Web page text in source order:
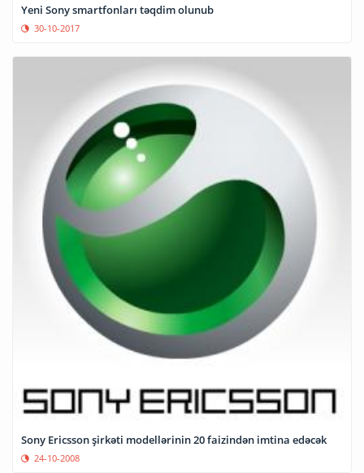
Yeni Sony smartfonları təqdim olunub
30-10-2017
Sony Ericsson şirkəti modellərinin 20 faizindən imtina edəcək
24-10-2008